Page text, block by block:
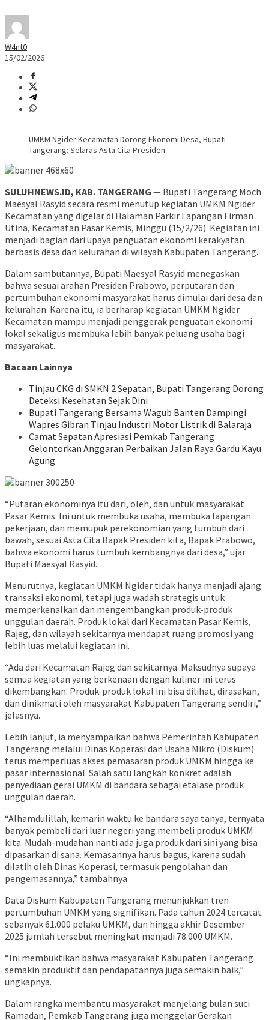
W4nt0
15/02/2026
UMKM Ngider Kecamatan Dorong Ekonomi Desa, Bupati
Tangerang: Selaras Asta Cita Presiden.
SULUHNEWS.ID, KAB. TANGERANG — Bupati Tangerang Moch.
Maesyal Rasyid secara resmi menutup kegiatan UMKM Ngider
Kecamatan yang digelar di Halaman Parkir Lapangan Firman
Utina, Kecamatan Pasar Kemis, Minggu (15/2/26). Kegiatan ini
menjadi bagian dari upaya penguatan ekonomi kerakyatan
berbasis desa dan kelurahan di wilayah Kabupaten Tangerang.
Dalam sambutannya, Bupati Maesyal Rasyid menegaskan
bahwa sesuai arahan Presiden Prabowo, perputaran dan
pertumbuhan ekonomi masyarakat harus dimulai dari desa dan
kelurahan. Karena itu, ia berharap kegiatan UMKM Ngider
Kecamatan mampu menjadi penggerak penguatan ekonomi
lokal sekaligus membuka lebih banyak peluang usaha bagi
masyarakat.
Bacaan Lainnya
Tinjau CKG di SMKN 2 Sepatan, Bupati Tangerang Dorong
Deteksi Kesehatan Sejak Dini
Bupati Tangerang Bersama Wagub Banten Dampingi
Wapres Gibran Tinjau Industri Motor Listrik di Balaraja
Camat Sepatan Apresiasi Pemkab Tangerang
Gelontorkan Anggaran Perbaikan Jalan Raya Gardu Kayu
Agung
“Putaran ekonominya itu dari, oleh, dan untuk masyarakat
Pasar Kemis. Ini untuk membuka usaha, membuka lapangan
pekerjaan, dan memupuk perekonomian yang tumbuh dari
bawah, sesuai Asta Cita Bapak Presiden kita, Bapak Prabowo,
bahwa ekonomi harus tumbuh kembangnya dari desa,” ujar
Bupati Maesyal Rasyid.
Menurutnya, kegiatan UMKM Ngider tidak hanya menjadi ajang
transaksi ekonomi, tetapi juga wadah strategis untuk
memperkenalkan dan mengembangkan produk-produk
unggulan daerah. Produk lokal dari Kecamatan Pasar Kemis,
Rajeg, dan wilayah sekitarnya mendapat ruang promosi yang
lebih luas melalui kegiatan ini.
“Ada dari Kecamatan Rajeg dan sekitarnya. Maksudnya supaya
semua kegiatan yang berkenaan dengan kuliner ini terus
dikembangkan. Produk-produk lokal ini bisa dilihat, dirasakan,
dan dinikmati oleh masyarakat Kabupaten Tangerang sendiri,”
jelasnya.
Lebih lanjut, ia menyampaikan bahwa Pemerintah Kabupaten
Tangerang melalui Dinas Koperasi dan Usaha Mikro (Diskum)
terus memperluas akses pemasaran produk UMKM hingga ke
pasar internasional. Salah satu langkah konkret adalah
penyediaan gerai UMKM di bandara sebagai etalase produk
unggulan daerah.
“Alhamdulillah, kemarin waktu ke bandara saya tanya, ternyata
banyak pembeli dari luar negeri yang membeli produk UMKM
kita. Mudah-mudahan nanti ada juga produk dari sini yang bisa
dipasarkan di sana. Kemasannya harus bagus, karena sudah
dilatih oleh Dinas Koperasi, termasuk pengolahan dan
pengemasannya,” tambahnya.
Data Diskum Kabupaten Tangerang menunjukkan tren
pertumbuhan UMKM yang signifikan. Pada tahun 2024 tercatat
sebanyak 61.000 pelaku UMKM, dan hingga akhir Desember
2025 jumlah tersebut meningkat menjadi 78.000 UMKM.
“Ini membuktikan bahwa masyarakat Kabupaten Tangerang
semakin produktif dan pendapatannya juga semakin baik,”
ungkapnya.
Dalam rangka membantu masyarakat menjelang bulan suci
Ramadan, Pemkab Tangerang juga menggelar Gerakan